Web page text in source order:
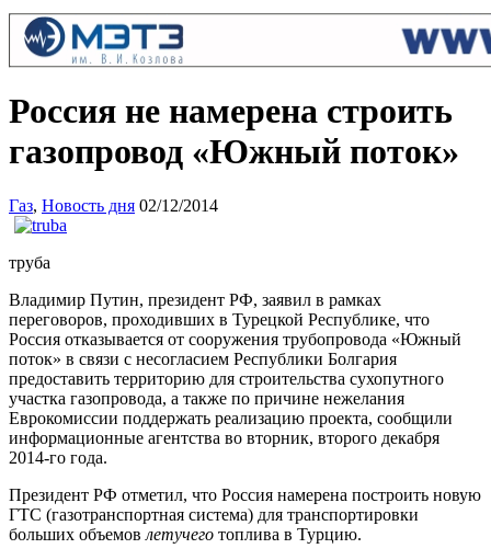
Россия не намерена строить
газопровод «Южный поток»
Газ, Новость дня 02/12/2014
труба
Владимир Путин, президент РФ, заявил в рамках
переговоров, проходивших в Турецкой Республике, что
Россия отказывается от сооружения трубопровода «Южный
поток» в связи с несогласием Республики Болгария
предоставить территорию для строительства сухопутного
участка газопровода, а также по причине нежелания
Еврокомиссии поддержать реализацию проекта, сообщили
информационные агентства во вторник, второго декабря
2014-го года.
Президент РФ отметил, что Россия намерена построить новую
ГТС (газотранспортная система) для транспортировки
больших объемов летучего топлива в Турцию.